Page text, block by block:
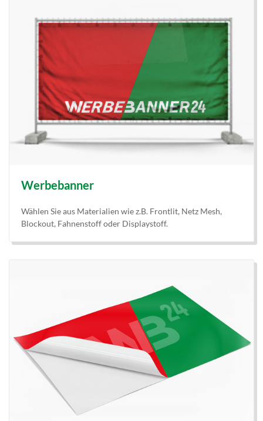
Werbebanner
Wählen Sie aus Materialien wie z.B. Frontlit, Netz Mesh,
Blockout, Fahnenstoff oder Displaystoff.